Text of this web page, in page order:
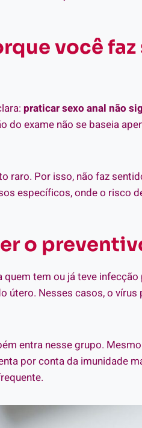
você
praticar sexo anal não
do exame não se baseia
raro. Por isso, não faz
específicos, onde o risco
o
quem tem ou já teve
útero. Nesses casos, o
entra nesse grupo.
por conta da imunidade